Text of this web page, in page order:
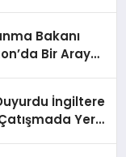
Bakanı
Bir Araya
İngiltere
Yer